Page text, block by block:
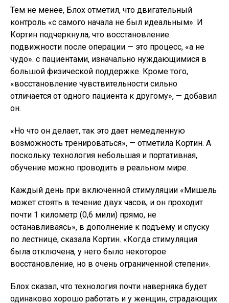
Тем не менее, Блох отметил, что двигательный
контроль «с самого начала не был идеальным». И
Кортин подчеркнула, что восстановление
подвижности после операции — это процесс, «а не
чудо». с пациентами, изначально нуждающимися в
большой физической поддержке. Кроме того,
«восстановление чувствительности сильно
отличается от одного пациента к другому», — добавил
он.
«Но что он делает, так это дает немедленную
возможность тренироваться», — отметила Кортин. А
поскольку технология небольшая и портативная,
обучение можно проводить в реальном мире.
Каждый день при включенной стимуляции «Мишель
может стоять в течение двух часов, и он проходит
почти 1 километр (0,6 мили) прямо, не
останавливаясь», в дополнение к подъему и спуску
по лестнице, сказала Кортин. «Когда стимуляция
была отключена, у него было некоторое
восстановление, но в очень ограниченной степени».
Блох сказал, что технология почти наверняка будет
одинаково хорошо работать и у женщин, страдающих